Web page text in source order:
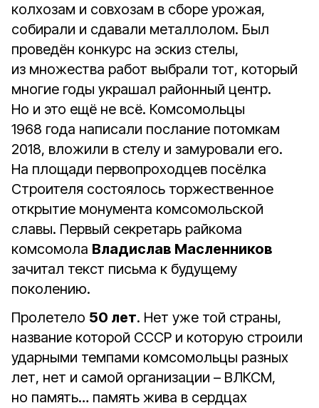
колхозам и совхозам в сборе урожая,
собирали и сдавали металлолом. Был
проведён конкурс на эскиз стелы,
из множества работ выбрали тот, который
многие годы украшал районный центр.
Но и это ещё не всё. Комсомольцы
1968 года написали послание потомкам
2018, вложили в стелу и замуровали его.
На площади первопроходцев посёлка
Строителя состоялось торжественное
открытие монумента комсомольской
славы. Первый секретарь райкома
комсомола Владислав Масленников
зачитал текст письма к будущему
поколению.
Пролетело 50 лет. Нет уже той страны,
название которой СССР и которую строили
ударными темпами комсомольцы разных
лет, нет и самой организации – ВЛКСМ,
но память… память жива в сердцах